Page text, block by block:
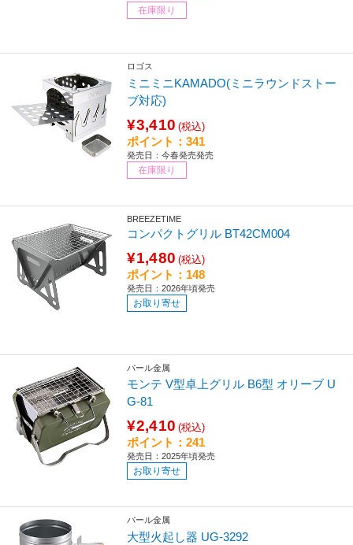
在庫限り
ロゴス
ミニミニKAMADO(ミニラウンドストー
ブ対応)
¥3,410 (税込)
ポイント：341
発売日：今春発売発売
在庫限り
BREEZETIME
コンパクトグリル BT42CM004
¥1,480 (税込)
ポイント：148
発売日：2026年頃発売
お取り寄せ
パール金属
モンテ V型卓上グリル B6型 オリーブ U
G-81
¥2,410 (税込)
ポイント：241
発売日：2025年頃発売
お取り寄せ
パール金属
大型火起し器 UG-3292